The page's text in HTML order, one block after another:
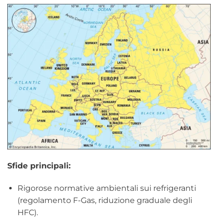
Sfide principali:
Rigorose normative ambientali sui refrigeranti
(regolamento F-Gas, riduzione graduale degli
HFC).